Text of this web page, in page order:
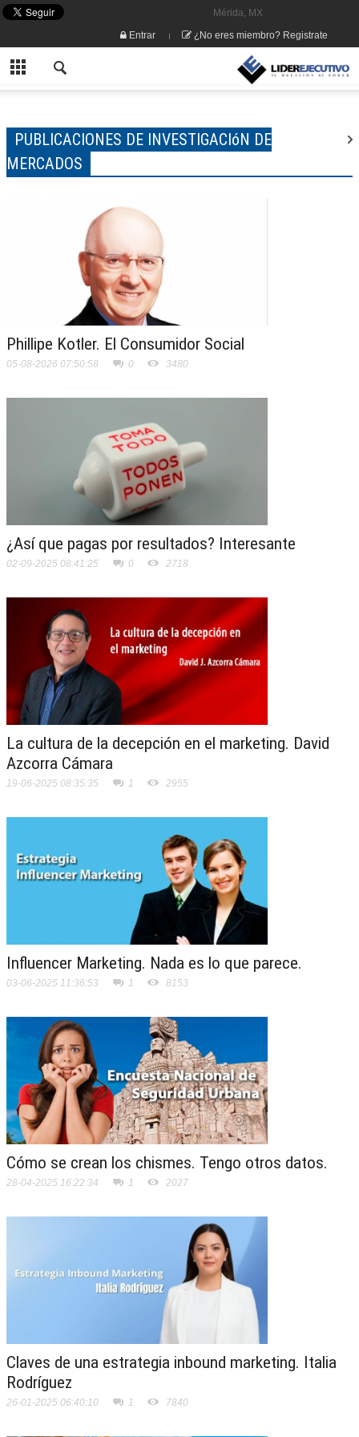
Mérida, MX
Entrar
¿No eres miembro? Registrate
PUBLICACIONES DE INVESTIGACIóN DE
MERCADOS
Phillipe Kotler. El Consumidor Social
05-08-2026 07:50:58 0 3480
¿Así que pagas por resultados? Interesante
02-09-2025 08:41:25 0 2718
La cultura de la decepción en el marketing. David
Azcorra Cámara
19-06-2025 08:35:35 1 2955
Influencer Marketing. Nada es lo que parece.
03-06-2025 11:36:53 1 8153
Cómo se crean los chismes. Tengo otros datos.
28-04-2025 16:22:34 1 2027
Claves de una estrategia inbound marketing. Italia
Rodríguez
26-01-2025 06:40:10 1 7840